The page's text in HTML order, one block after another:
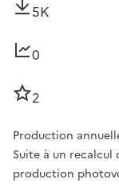
5K
0
2
Production
Suite à un
production